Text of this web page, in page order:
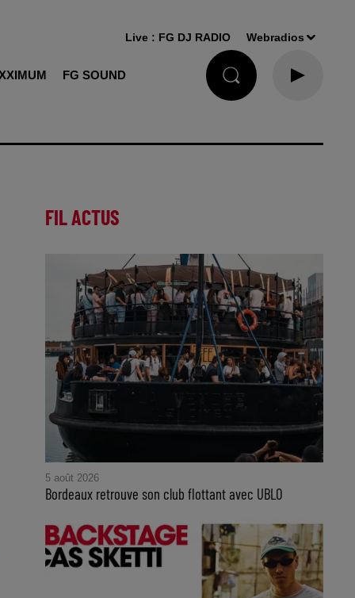
FG SOUND
Live : FG DJ RADIO Webradios
FIL ACTUS
5 août 2026
Bordeaux retrouve son club flottant avec UBLO